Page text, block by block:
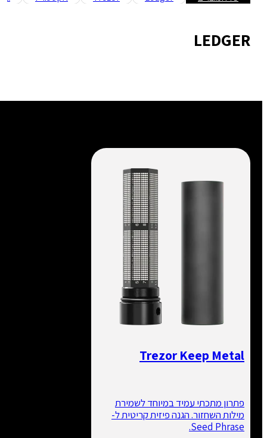
LEDGER
Trezor Keep Metal
פתרון מתכתי עמיד במיוחד לשמירת
מילות השחזור. הגנה פיזית קריטית ל-
Seed Phrase.